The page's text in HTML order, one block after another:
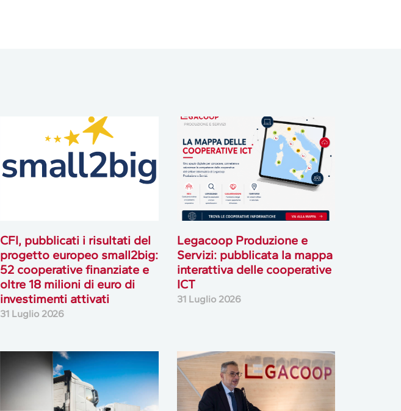
CFI, pubblicati i risultati del
progetto europeo small2big:
52 cooperative finanziate e
oltre 18 milioni di euro di
investimenti attivati
31 Luglio 2026
Legacoop Produzione e
Servizi: pubblicata la mappa
interattiva delle cooperative
ICT
31 Luglio 2026